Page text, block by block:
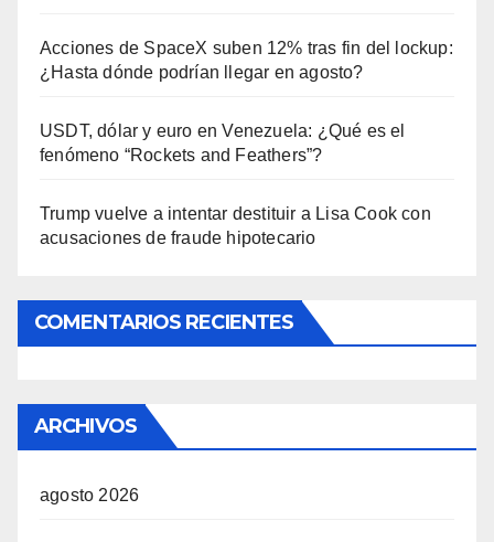
Acciones de SpaceX suben 12% tras fin del lockup:
¿Hasta dónde podrían llegar en agosto?
USDT, dólar y euro en Venezuela: ¿Qué es el
fenómeno “Rockets and Feathers”?
Trump vuelve a intentar destituir a Lisa Cook con
acusaciones de fraude hipotecario
COMENTARIOS RECIENTES
ARCHIVOS
agosto 2026